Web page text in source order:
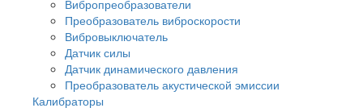
Вибропреобразователи
Преобразователь виброскорости
Вибровыключатель
Датчик силы
Датчик динамического давления
Преобразователь акустической эмиссии
Калибраторы